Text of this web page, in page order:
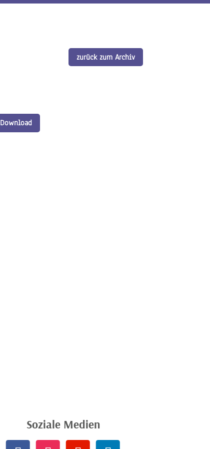
zurück zum Archiv
Download
Soziale Medien